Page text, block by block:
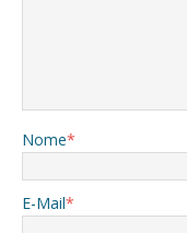
Nome*
E-Mail*